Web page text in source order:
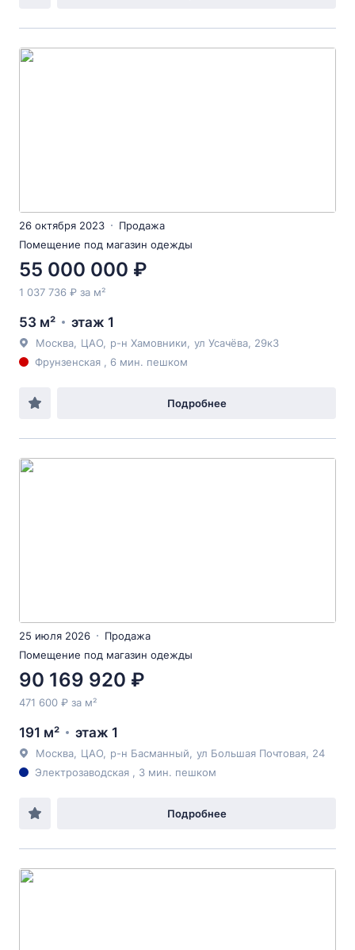
26 октября 2023
Продажа
Помещение под магазин одежды
55 000 000 ₽
1 037 736 ₽ за м²
53 м² этаж 1
Москва ЦАО р-н Хамовники ул Усачёва , 29к3
Фрунзенская , 6 мин. пешком
Подробнее
25 июля 2026
Продажа
Помещение под магазин одежды
90 169 920 ₽
471 600 ₽ за м²
191 м² этаж 1
Москва ЦАО р-н Басманный ул Большая Почтовая , 24
Электрозаводская , 3 мин. пешком
Подробнее